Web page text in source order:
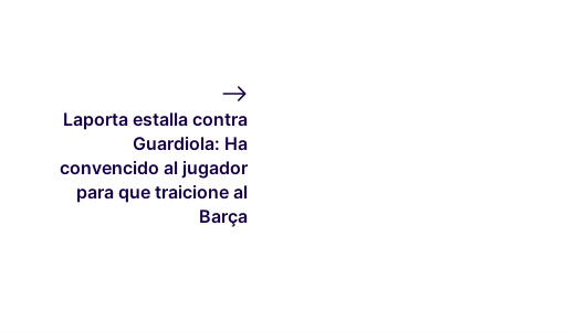
Laporta estalla contra
Guardiola: Ha
convencido al jugador
para que traicione al
Barça